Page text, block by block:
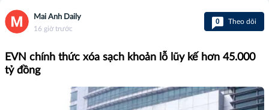
Mai Anh Daily
16 giờ trước
0 Theo dõi
EVN chính thức xóa sạch khoản lỗ lũy kế hơn 45.000
tỷ đồng